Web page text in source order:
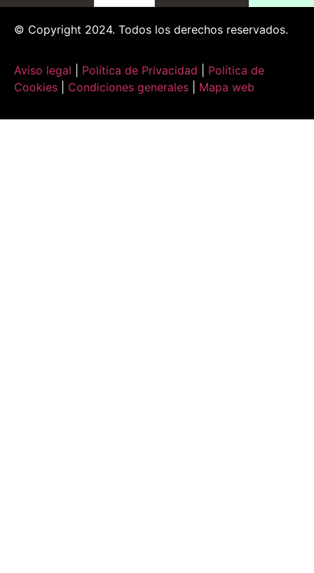
© Copyright 2024. Todos los derechos reservados.
Aviso legal Política de Privacidad
Política de
Cookies
Condiciones generales Mapa web